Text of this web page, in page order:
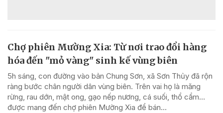
Chợ phiên Mường Xia: Từ nơi trao đổi hàng
hóa đến "mỏ vàng" sinh kế vùng biên
5h sáng, con đường vào bản Chung Sơn, xã Sơn Thủy đã rộn
ràng bước chân người dân vùng biên. Trên vai họ là măng
rừng, rau dớn, mật ong, gạo nếp nương, cá suối, thổ cẩm…
được mang đến chợ phiên Mường Xia để bán...